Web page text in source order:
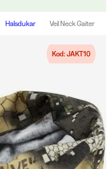
Halsdukar Veil Neck Gaiter
Kod: JAKT10